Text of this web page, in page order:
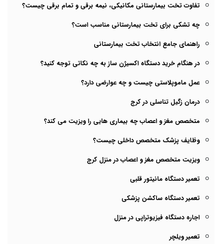
تفاوت تخت بیمارستانی مکانیکی، نیمه برقی و تمام برقی چیست؟
چه تشکی برای تخت بیمارستانی مناسب است؟
راهنمای جامع انتخاب تخت بیمارستانی
در هنگام خرید دستگاه اکسیژن ساز به چه نکاتی توجه کنید؟
عمل ماموپلاستی چیست و چه عوارضی دارد؟
درمان زگیل تناسلی در کرج
متخصص مغز و اعصاب چه بیماری هایی را ویزیت می کند؟
وظایف پزشک متخصص داخلی چیست؟
ویزیت متخصص مغز و اعصاب در منزل کرج
تعمیر دستگاه مانیتور قلبی
تعمیر دستگاه ساکشن پزشکی
اجاره دستگاه فیزیوتراپی در منزل
تعمیر ویلچر